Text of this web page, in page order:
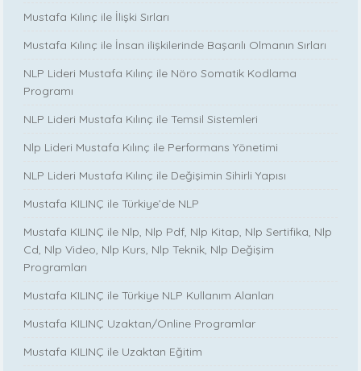
Mustafa Kılınç ile İlişki Sırları
Mustafa Kılınç ile İnsan ilişkilerinde Başarılı Olmanın Sırları
NLP Lideri Mustafa Kılınç ile Nöro Somatik Kodlama
Programı
NLP Lideri Mustafa Kılınç ile Temsil Sistemleri
Nlp Lideri Mustafa Kılınç ile Performans Yönetimi
NLP Lideri Mustafa Kılınç ile Değişimin Sihirli Yapısı
Mustafa KILINÇ ile Türkiye’de NLP
Mustafa KILINÇ ile Nlp, Nlp Pdf, Nlp Kitap, Nlp Sertifika, Nlp
Cd, Nlp Video, Nlp Kurs, Nlp Teknik, Nlp Değişim
Programları
Mustafa KILINÇ ile Türkiye NLP Kullanım Alanları
Mustafa KILINÇ Uzaktan/Online Programlar
Mustafa KILINÇ ile Uzaktan Eğitim